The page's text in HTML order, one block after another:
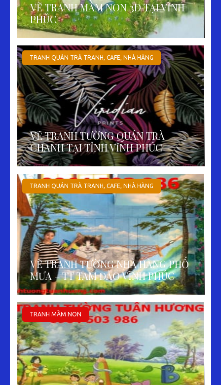
VẼ TRANH MẦM NON 3D TẠI VĨNH
PHÚC
TRANH QUÁN TRÀ TRANH, CAFE, NHÀ HÀNG
VẼ TRANH TƯỜNG QUÁN TRÀ
CHANH TẠI TỈNH VĨNH PHÚC
TRANH QUÁN TRÀ TRANH, CAFE, NHÀ HÀNG
VẼ TRANH TƯỜNG NHÀ HÀNG PHỐ
MƯA – TT TAM ĐẢO VĨNH PHÚC
TRANH MẦM NON